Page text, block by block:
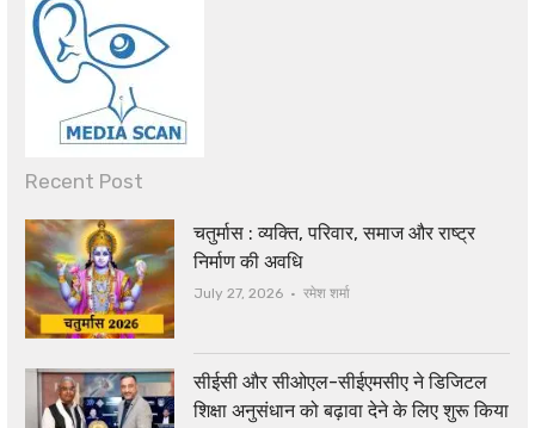
Recent Post
चतुर्मास : व्यक्ति, परिवार, समाज और राष्ट्र
निर्माण की अवधि
July 27, 2026 Author
रमेश शर्मा
सीईसी और सीओएल-सीईएमसीए ने डिजिटल
शिक्षा अनुसंधान को बढ़ावा देने के लिए शुरू किया